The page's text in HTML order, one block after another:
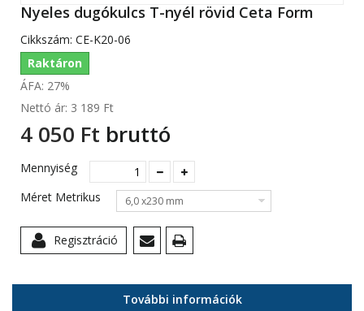
Nyeles dugókulcs T-nyél rövid Ceta Form
Cikkszám: CE-K20-06
Raktáron
ÁFA: 27%
Nettó ár: 3 189 Ft‎
4 050 Ft‎ bruttó
Mennyiség
Méret Metrikus
6,0 x230 mm
Regisztráció
További információk